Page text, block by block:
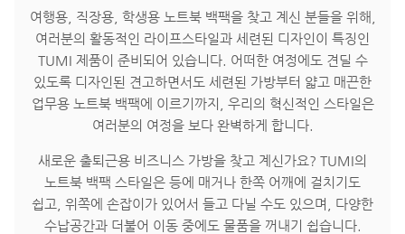
여행용, 직장용, 학생용 노트북 백팩을 찾고 계신 분들을 위해,
여러분의 활동적인 라이프스타일과 세련된 디자인이 특징인
TUMI 제품이 준비되어 있습니다. 어떠한 여정에도 견딜 수
있도록 디자인된 견고하면서도 세련된 가방부터 얇고 매끈한
업무용 노트북 백팩에 이르기까지, 우리의 혁신적인 스타일은
여러분의 여정을 보다 완벽하게 합니다.
새로운 출퇴근용 비즈니스 가방을 찾고 계신가요? TUMI의
노트북 백팩 스타일은 등에 매거나 한쪽 어깨에 걸치기도
쉽고, 위쪽에 손잡이가 있어서 들고 다닐 수도 있으며, 다양한
수납공간과 더불어 이동 중에도 물품을 꺼내기 쉽습니다.